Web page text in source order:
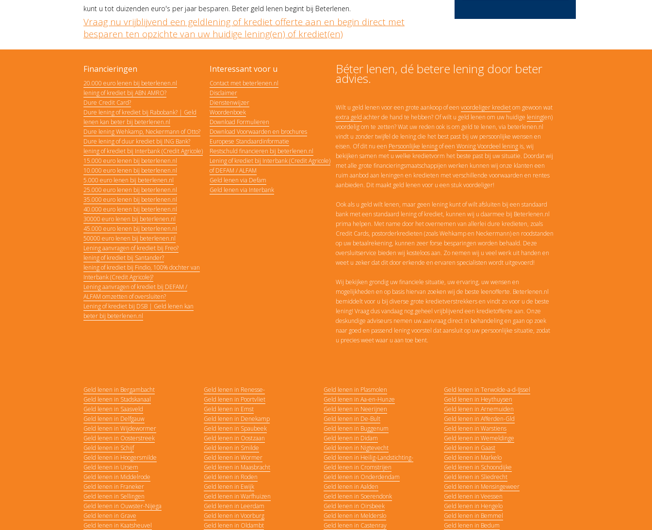
kunt u tot duizenden euro's per jaar besparen. Beter geld lenen begint bij Beterlenen.
Vraag nu vrijblijvend een geldlening of krediet offerte aan en begin direct met
besparen ten opzichte van uw huidige lening(en) of krediet(en)
Financieringen
20.000 euro lenen bij beterlenen.nl
lening of krediet bij ABN AMRO?
Dure Credit Card?
Dure lening of krediet bij Rabobank? | Geld
lenen kan beter bij beterlenen.nl
Dure lening Wehkamp, Neckermann of Otto?
Dure lening of duur krediet bij ING Bank?
lening of krediet bij Interbank (Credit Agricole)
15.000 euro lenen bij beterlenen.nl
10.000 euro lenen bij beterlenen.nl
5.000 euro lenen bij beterlenen.nl
25.000 euro lenen bij beterlenen.nl
35.000 euro lenen bij beterlenen.nl
40.000 euro lenen bij beterlenen.nl
30000 euro lenen bij beterlenen.nl
45.000 euro lenen bij beterlenen.nl
50000 euro lenen bij beterlenen.nl
Lening aanvragen of krediet bij Freo?
lening of krediet bij Santander?
lening of krediet bij Findio, 100% dochter van
Interbank (Credit Agricole)?
Lening aanvragen of krediet bij DEFAM /
ALFAM omzetten of oversluiten?
Lening of krediet bij DSB | Geld lenen kan
beter bij beterlenen.nl
Interessant voor u
Contact met beterlenen.nl
Disclaimer
Dienstenwijzer
Woordenboek
Download Formulieren
Download Voorwaarden en brochures
Europese Standaardinformatie
Restschuld financieren bij beterlenen.nl
Lening of krediet bij Interbank (Credit Agricole)
of DEFAM / ALFAM
Geld lenen via Defam
Geld lenen via Interbank
Béter lenen, dé betere lening door beter
advies.
Wilt u geld lenen voor een grote aankoop of een voordeliger kredietom gewoon wat
extra geld achter de hand te hebben? Of wilt u geld lenen om uw huidige lening(en)
voordelig om te zetten? Wat uw reden ook is om geld te lenen, via beterlenen.nl
vindt u zonder twijfel de lening die het best past bij uw persoonlijke wensen en
eisen. Of dit nu een Persoonlijke leningof een Woning Voordeel lening is, wij
bekijken samen met u welke kredietvorm het beste past bij uw situatie. Doordat wij
met alle grote financieringsmaatschappijen werken kunnen wij onze klanten een
ruim aanbod aan leningen en kredieten met verschillende voorwaarden en rentes
aanbieden. Dit maakt geld lenen voor u een stuk voordeliger!
Ook als u geld wilt lenen, maar geen lening kunt of wilt afsluiten bij een standaard
bank met een standaard lening of krediet, kunnen wij u daarmee bij Beterlenen.nl
prima helpen. Met name door het overnemen van allerlei dure kredieten, zoals
Credit Cards, postorderkredieten (zoals Wehkamp en Neckermann) en roodstanden
op uw betaalrekening, kunnen zeer forse besparingen worden behaald. Deze
oversluitservice bieden wij kosteloos aan. Zo nemen wij u veel werk uit handen en
weet u zeker dat dit door erkende en ervaren specialisten wordt uitgevoerd!
Wij bekijken grondig uw financiele situatie, uw ervaring, uw wensen en
mogelijkheden en op basis hiervan zoeken wij de beste leenofferte. Beterlenen.nl
bemiddelt voor u bij diverse grote kredietverstrekkers en vindt zo voor u de beste
lening! Vraag dus vandaag nog geheel vrijblijvend een kredietofferte aan. Onze
deskundige adviseurs nemen uw aanvraag direct in behandeling en gaan op zoek
naar goed en passend lening voorstel dat aansluit op uw persoonlijke situatie, zodat
u precies weet waar u aan toe bent.
Geld lenen in Bergambacht
Geld lenen in Stadskanaal
Geld lenen in Saasveld
Geld lenen in Delfgauw
Geld lenen in Wijdewormer
Geld lenen in Oosterstreek
Geld lenen in Schijf
Geld lenen in Hoogersmilde
Geld lenen in Ursem
Geld lenen in Middelrode
Geld lenen in Franeker
Geld lenen in Sellingen
Geld lenen in Ouwster-Nijega
Geld lenen in Grave
Geld lenen in Kaatsheuvel
Geld lenen in Renesse-
Geld lenen in Poortvliet
Geld lenen in Emst
Geld lenen in Denekamp
Geld lenen in Spaubeek
Geld lenen in Oostzaan
Geld lenen in Smilde
Geld lenen in Wormer
Geld lenen in Maasbracht
Geld lenen in Roden
Geld lenen in Ewijk
Geld lenen in Warfhuizen
Geld lenen in Leerdam
Geld lenen in Voorburg
Geld lenen in Oldambt
Geld lenen in Plasmolen
Geld lenen in Aa-en-Hunze
Geld lenen in Neerijnen
Geld lenen in De-Bult
Geld lenen in Buggenum
Geld lenen in Didam
Geld lenen in Nigtevecht
Geld lenen in Heilig-Landstichting-
Geld lenen in Cromstrijen
Geld lenen in Onderdendam
Geld lenen in Aalden
Geld lenen in Soerendonk
Geld lenen in Oirsbeek
Geld lenen in Melderslo
Geld lenen in Castenray
Geld lenen in Terwolde-a-d-IJssel
Geld lenen in Heythuysen
Geld lenen in Arnemuiden
Geld lenen in Afferden-Gld
Geld lenen in Warstiens
Geld lenen in Wemeldinge
Geld lenen in Gaast
Geld lenen in Markelo
Geld lenen in Schoondijke
Geld lenen in Sliedrecht
Geld lenen in Mensingeweer
Geld lenen in Veessen
Geld lenen in Hengelo
Geld lenen in Bemmel
Geld lenen in Bedum